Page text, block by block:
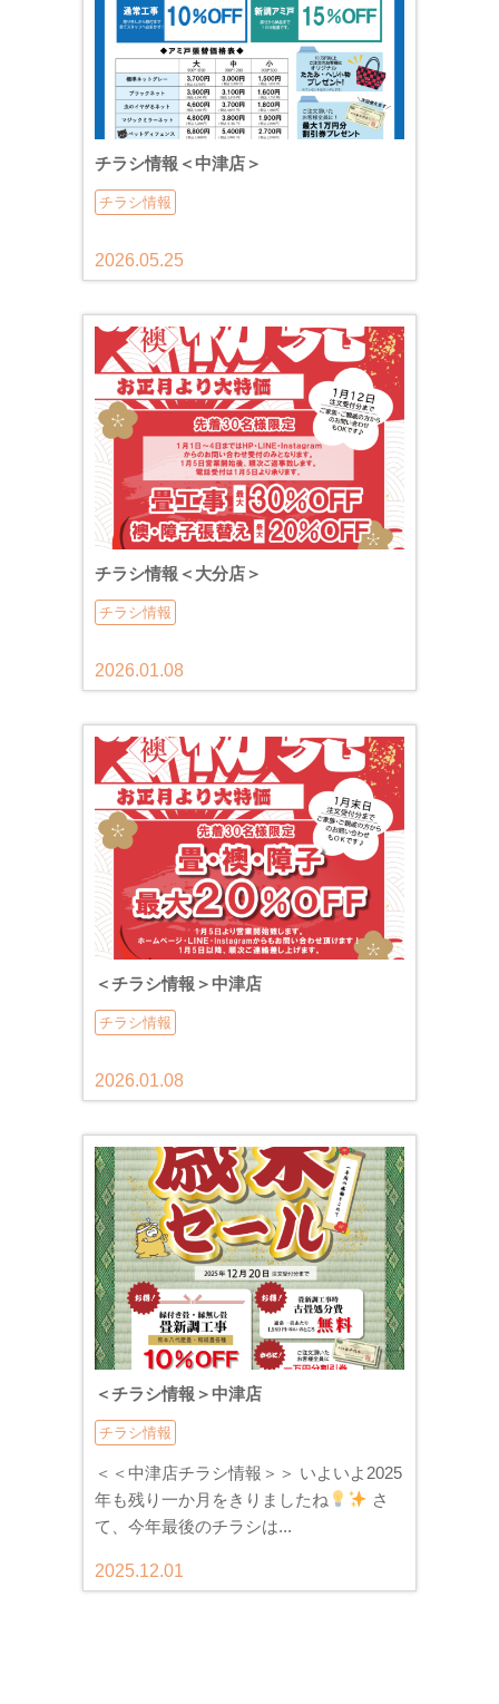
チラシ情報＜中津店＞
チラシ情報
2026.05.25
チラシ情報＜大分店＞
チラシ情報
2026.01.08
＜チラシ情報＞中津店
チラシ情報
2026.01.08
＜チラシ情報＞中津店
チラシ情報
＜＜中津店チラシ情報＞＞ いよいよ2025
年も残り一か月をきりましたね
さ
て、今年最後のチラシは...
2025.12.01